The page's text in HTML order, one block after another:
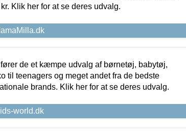
Klik her for at se deres udvalg.
de et kæmpe udvalg af børnetøj, babytøj,
til teenagers og meget andet fra de bedste
brands. Klik her for at se deres udvalg.
world.dk